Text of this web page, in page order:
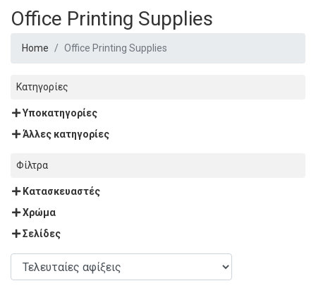
Office Printing Supplies
Home Office Printing Supplies
Κατηγορίες
Υποκατηγορίες
Άλλες κατηγορίες
Φίλτρα
Κατασκευαστές
Χρώμα
Σελίδες